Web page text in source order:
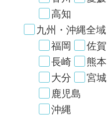
高知
九州・沖縄全域
福岡
佐賀
長崎
熊本
大分
宮城
鹿児島
沖縄